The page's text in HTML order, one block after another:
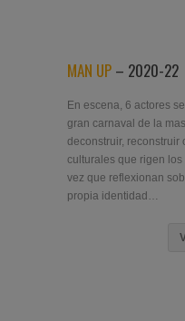
MAN UP – 2020-22
En escena, 6 actores
gran carnaval de la
deconstruir, reconstruir
culturales que rigen
vez que reflexionan
propia identidad…